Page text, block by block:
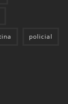
policial